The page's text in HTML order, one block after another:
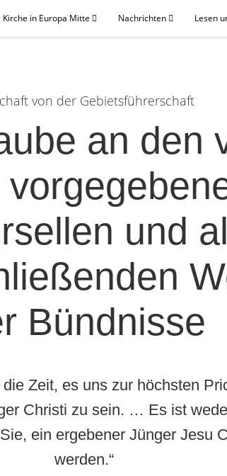
Kirche in Europa Mitte Nachrichten Lesen
von der Gebietsführerschaft
an den
und
Bündnisse
die Zeit, es uns zur höchsten
Christi zu sein. … Es ist
ein ergebener Jünger Jesu
werden.“